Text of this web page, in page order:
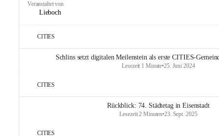
Veranstaltet von
Lieboch
CITIES
Schlins setzt digitalen Meilenstein als erste CITIES-
Lesezeit 1 Minute•25. Juni 2024
CITIES
Rückblick: 74. Städtetag in Eisenstadt
Lesezeit 2 Minuten•23. Sept. 2025
CITIES